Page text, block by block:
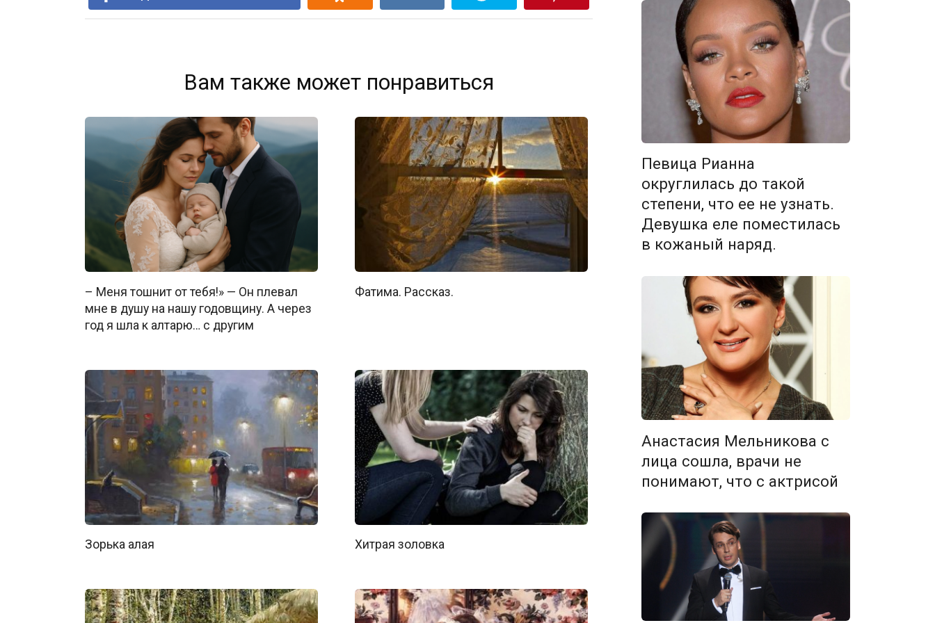
Вам также может понравиться
– Меня тошнит от тебя!» — Он плевал
мне в душу на нашу годовщину. А через
год я шла к алтарю… с другим
Фатима. Рассказ.
Зорька алая Хитрая золовка
Певица Рианна
округлилась до такой
степени, что ее не узнать.
Девушка еле поместилась
в кожаный наряд.
Анастасия Мельникова с
лица сошла, врачи не
понимают, что с актрисой